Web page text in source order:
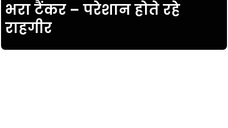
भरा टैंकर – परेशान होते रहे
राहगीर